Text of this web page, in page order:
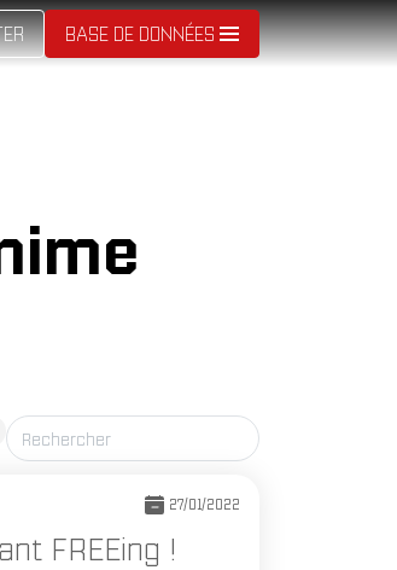
BASE DE DONNÉES
27/01/2022
FREEing !